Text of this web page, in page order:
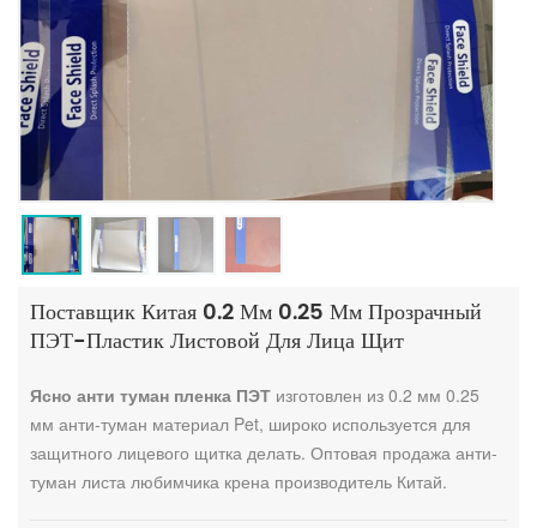
Поставщик Китая 0.2 Мм 0.25 Мм Прозрачный
ПЭТ-Пластик Листовой Для Лица Щит
Ясно анти туман пленка ПЭТ изготовлен из 0.2 мм 0.25
мм анти-туман материал Pet, широко используется для
защитного лицевого щитка делать. Оптовая продажа анти-
туман листа любимчика крена производитель Китай.